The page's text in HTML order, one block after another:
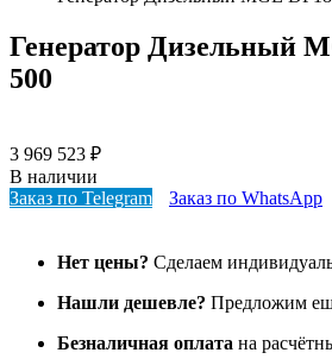
Генератор Дизельный
500
3 969 523 ₽
В наличии
Заказ по Telegram
Заказ по WhatsApp
Нет цены? Сделаем
Нашли дешевле? Предложим
Безналичная оплата на